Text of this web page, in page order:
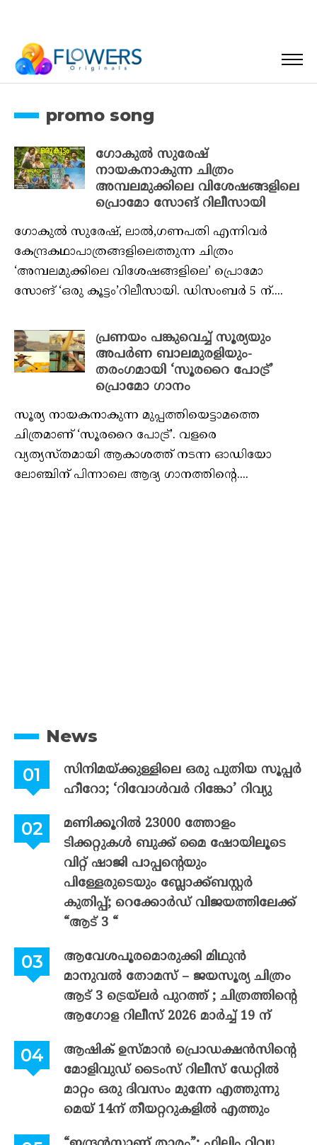
promo song
ഗോകുൽ സുരേഷ്
നായകനാകുന്ന ചിത്രം
അമ്പലമുക്കിലെ വിശേഷങ്ങളിലെ
പ്രൊമോ സോങ് റിലീസായി
ഗോകുല്‍ സുരേഷ്, ലാൽ,ഗണപതി എന്നിവര്‍
കേന്ദ്രകഥാപാത്രങ്ങളിലെത്തുന്ന ചിത്രം
‘അമ്പലമുക്കിലെ വിശേഷങ്ങളിലെ’ പ്രൊമോ
സോങ് ‘ഒരു കൂട്ടം’റിലീസായി. ഡിസംബർ 5 ന്....
പ്രണയം പങ്കുവെച്ച് സൂര്യയും
അപർണ ബാലമുരളിയും-
തരംഗമായി ‘സൂരറൈ പോട്ര്’
പ്രൊമോ ഗാനം
സൂര്യ നായകനാകുന്ന മുപ്പത്തിയെട്ടാമത്തെ
ചിത്രമാണ് ‘സൂരറൈ പോട്ര്’. വളരെ
വ്യത്യസ്തമായി ആകാശത്ത് നടന്ന ഓഡിയോ
ലോഞ്ചിന് പിന്നാലെ ആദ്യ ഗാനത്തിന്റെ....
News
സിനിമയ്ക്കുള്ളിലെ ഒരു പുതിയ സൂപ്പർ
ഹീറോ; ‘റിവോൾവർ റിങ്കോ’ റിവ്യു
മണിക്കൂറിൽ 23000 ത്തോളം
ടിക്കറ്റുകൾ ബുക്ക് മൈ ഷോയിലൂടെ
വിറ്റ് ഷാജി പാപ്പന്റെയും
പിള്ളേരുടെയും ബ്ലോക്ക്ബസ്റ്റർ
കുതിപ്പ്; റെക്കോർഡ് വിജയത്തിലേക്ക്
“ആട് 3 “
ആവേശപൂരമൊരുക്കി മിഥുൻ
മാനുവൽ തോമസ് – ജയസൂര്യ ചിത്രം
ആട് 3 ട്രെയ്‌ലർ പുറത്ത് ; ചിത്രത്തിന്റെ
ആഗോള റിലീസ് 2026 മാർച്ച് 19 ന്
ആഷിക് ഉസ്മാൻ പ്രൊഡക്ഷൻസിന്റെ
മോളിവുഡ് ടൈംസ് റിലീസ് ഡേറ്റിൽ
മാറ്റം ഒരു ദിവസം മുന്നേ എത്തുന്നു
മെയ് 14ന് തീയറ്ററുകളിൽ എത്തും